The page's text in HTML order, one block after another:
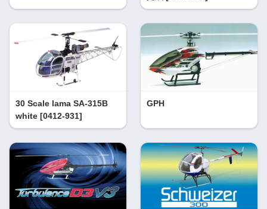
30 Scale lama SA-315B
white [0412-931]
GPH